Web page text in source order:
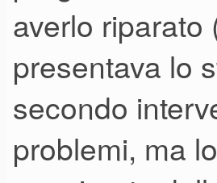
averlo
presentava lo
secondo
problemi, ma